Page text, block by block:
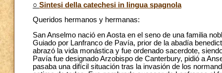
○ Sintesi della catechesi in lingua spagnola
Queridos hermanos y hermanas:
San Anselmo nació en Aosta en el seno de una familia
Guiado por Lanfranco de Pavía, prior de la abadía
abrazó la vida monástica y fue ordenado sacerdote,
Pavía fue designado Arzobispo de Canterbury, pidió a
pasaba una difícil situación tras la invasión de los